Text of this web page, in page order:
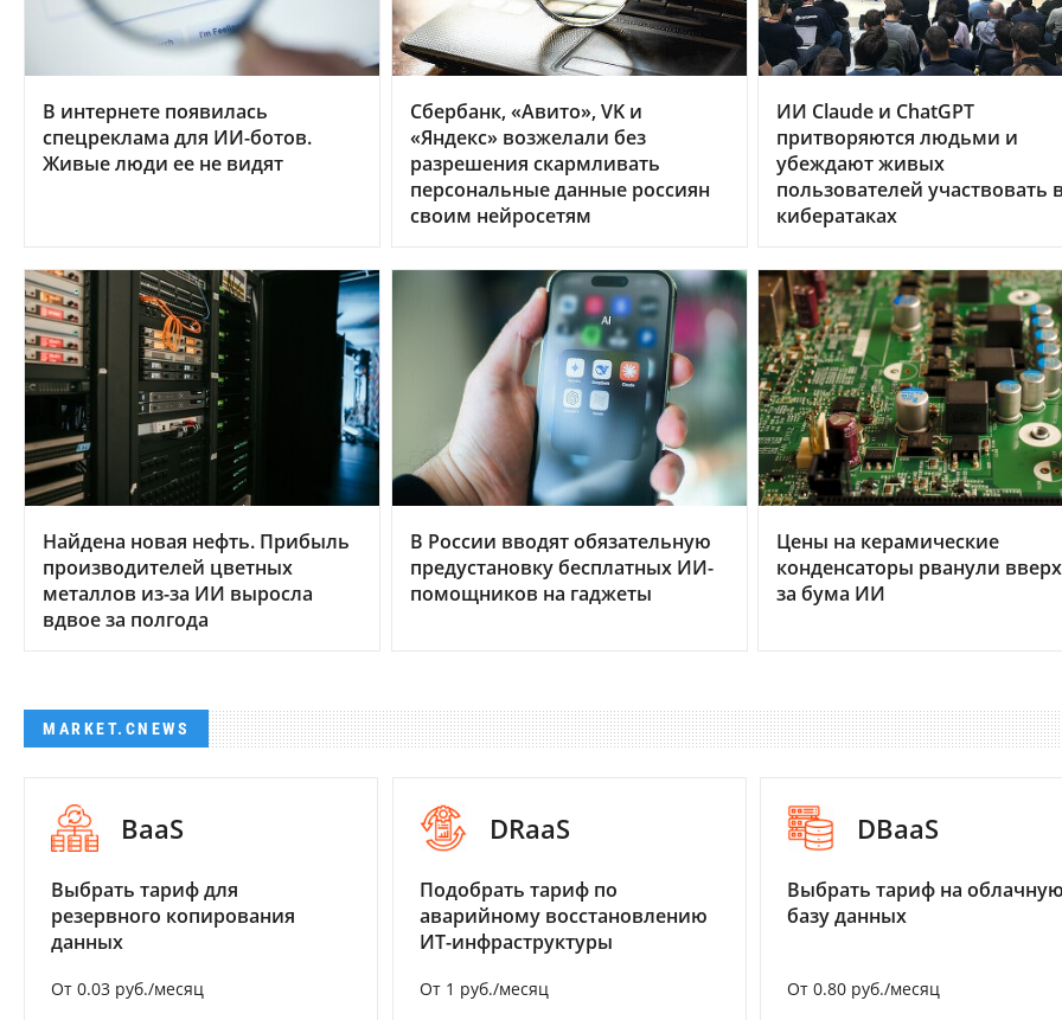
В интернете появилась
спецреклама для ИИ-ботов.
Живые люди ее не видят
Сбербанк, «Авито», VK и
«Яндекс» возжелали без
разрешения скармливать
персональные данные россиян
своим нейросетям
ИИ Claude и ChatGPT
притворяются людьми и
убеждают живых
пользователей участвовать
кибератаках
Найдена новая нефть. Прибыль
производителей цветных
металлов из-за ИИ выросла
вдвое за полгода
В России вводят обязательную
предустановку бесплатных ИИ-
помощников на гаджеты
Цены на керамические
конденсаторы рванули
за бума ИИ
MARKET.CNEWS
BaaS
Выбрать тариф для
резервного копирования
данных
От 0.03 руб./месяц
DRaaS
Подобрать тариф по
аварийному восстановлению
ИТ-инфраструктуры
От 1 руб./месяц
DBaaS
Выбрать тариф на
базу данных
От 0.80 руб./месяц